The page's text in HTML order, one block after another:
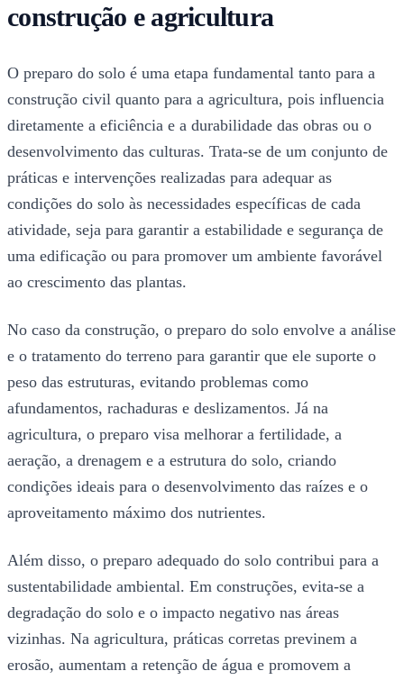
construção e agricultura
O preparo do solo é uma etapa fundamental tanto para a
construção civil quanto para a agricultura, pois influencia
diretamente a eficiência e a durabilidade das obras ou o
desenvolvimento das culturas. Trata-se de um conjunto de
práticas e intervenções realizadas para adequar as
condições do solo às necessidades específicas de cada
atividade, seja para garantir a estabilidade e segurança de
uma edificação ou para promover um ambiente favorável
ao crescimento das plantas.
No caso da construção, o preparo do solo envolve a análise
e o tratamento do terreno para garantir que ele suporte o
peso das estruturas, evitando problemas como
afundamentos, rachaduras e deslizamentos. Já na
agricultura, o preparo visa melhorar a fertilidade, a
aeração, a drenagem e a estrutura do solo, criando
condições ideais para o desenvolvimento das raízes e o
aproveitamento máximo dos nutrientes.
Além disso, o preparo adequado do solo contribui para a
sustentabilidade ambiental. Em construções, evita-se a
degradação do solo e o impacto negativo nas áreas
vizinhas. Na agricultura, práticas corretas previnem a
erosão, aumentam a retenção de água e promovem a